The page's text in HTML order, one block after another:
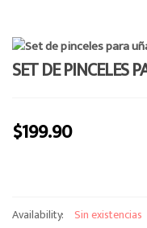
SET DE PINCELES
$199.90
Availability: Sin existencias